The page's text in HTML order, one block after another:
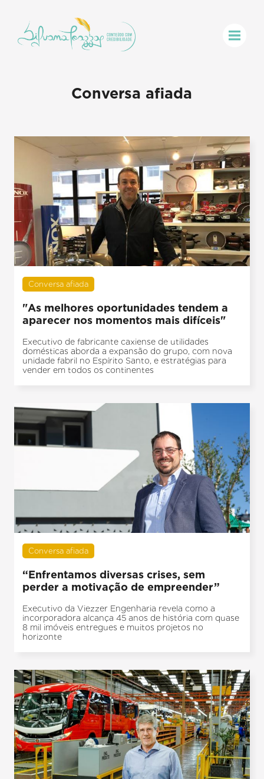
Conversa afiada
Conversa afiada
"As melhores oportunidades tendem a
aparecer nos momentos mais difíceis"
Executivo de fabricante caxiense de utilidades
domésticas aborda a expansão do grupo, com nova
unidade fabril no Espírito Santo, e estratégias para
vender em todos os continentes
Conversa afiada
“Enfrentamos diversas crises, sem
perder a motivação de empreender”
Executivo da Viezzer Engenharia revela como a
incorporadora alcança 45 anos de história com quase
8 mil imóveis entregues e muitos projetos no
horizonte